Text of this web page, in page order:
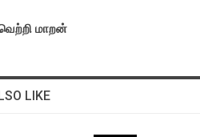
மாறன்
LIKE